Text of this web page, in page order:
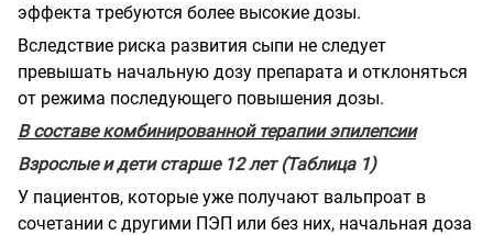
эффекта требуются более высокие дозы.
Вследствие риска развития сыпи не следует
превышать начальную дозу препарата и отклоняться
от режима последующего повышения дозы.
В составе комбинированной терапии эпилепсии
Взрослые и дети старше 12 лет (Таблица 1)
У пациентов, которые уже получают вальпроат в
сочетании с другими ПЭП или без них, начальная доза